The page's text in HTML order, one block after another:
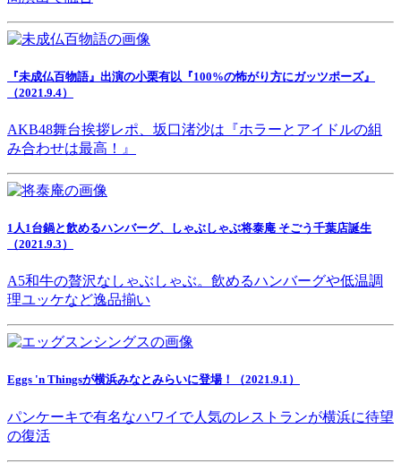
『未成仏百物語』出演の小栗有以『100%の怖がり方にガッツポーズ』
（2021.9.4）
AKB48舞台挨拶レポ、坂口渚沙は『ホラーとアイドルの組
み合わせは最高！』
1人1台鍋と飲めるハンバーグ、しゃぶしゃぶ将泰庵 そごう千葉店誕生
（2021.9.3）
A5和牛の贅沢なしゃぶしゃぶ。飲めるハンバーグや低温調
理ユッケなど逸品揃い
Eggs 'n Thingsが横浜みなとみらいに登場！（2021.9.1）
パンケーキで有名なハワイで人気のレストランが横浜に待望
の復活